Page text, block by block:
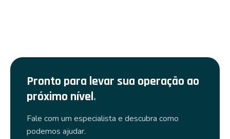
Pronto para levar sua operação ao
próximo nível.
Fale com um especialista e descubra como
podemos ajudar.